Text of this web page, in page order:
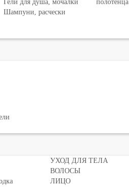
Гели для душа, мочалки
Шампуни, расчески
полотенца
УХОД ДЛЯ ТЕЛА
ВОЛОСЫ
ЛИЦО